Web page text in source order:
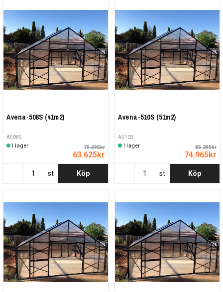
Avena-508S (41m2)
A508S
I lager
70.695kr
63.625kr
st Köp
Avena-510S (51m2)
A510S
I lager
83.295kr
74.965kr
st Köp